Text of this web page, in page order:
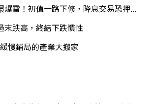
爆雷！初值一路下修，降息交易恐押...
末跌高，終結下跌慣性
慢鋪局的產業大搬家